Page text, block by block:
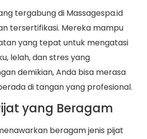
tergabung di Massagespa.id
tersertifikasi. Mereka mampu
yang tepat untuk mengatasi
lelah, dan stres yang
demikian, Anda bisa merasa
di tangan yang profesional.
yang Beragam
beragam jenis pijat